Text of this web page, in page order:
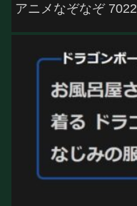
アニメなぞなぞ 7022